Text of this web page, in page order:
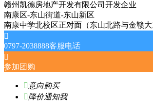
赣州凯德房地产开发有限公司 开发企业
南康区-东山街道-东山新区
南康中学北校区正对面（东山北路与金赣大

0797-2038888客服电话

参加团购
 意向购买
降价通知我